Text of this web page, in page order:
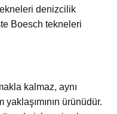
denizcilik
Boesch tekneleri
kalmaz, aynı
ürünüdür.